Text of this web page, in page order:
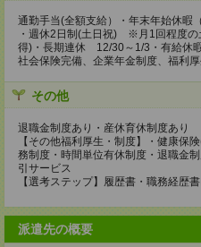
通勤手当(全額支給）・年末年始休暇
・週休2日制(土日祝) ※月1回程度の
得)・長期連休 12/30～1/3・有給休
社会保険完備、企業年金制度、福利厚
その他
退職金制度あり・産休育休制度あり
【その他福利厚生・制度】・健康保
務制度・時間単位有休制度・退職金
引サービス
【選考ステップ】履歴書・職務経歴
派遣先の概要